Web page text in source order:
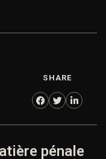
SHARE
pénale